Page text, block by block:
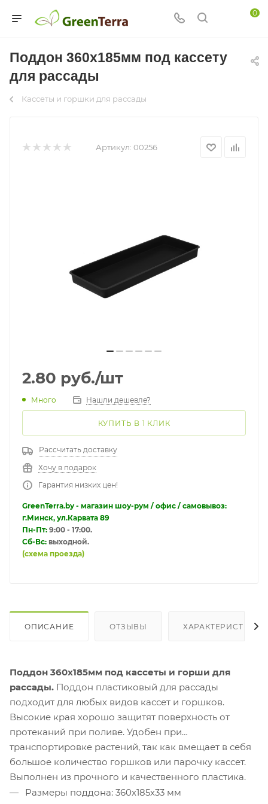
0
Поддон 360х185мм под кассету
для рассады
Кассеты и горшки для рассады
Артикул: 00256
2.80 руб./шт
Много Нашли дешевле?
КУПИТЬ В 1 КЛИК
Рассчитать доставку
Хочу в подарок
Гарантия низких цен!
GreenTerra.by - магазин шоу-рум / офис / самовывоз:
г.Минск, ул.Карвата 89
Пн-Пт: 9:00 - 17:00.
Сб-Вс: выходной.
(схема проезда)
ОПИСАНИЕ ОТЗЫВЫ ХАРАКТЕРИСТИКИ
Поддон 360х185мм под кассеты и горши для
рассады. Поддон пластиковый для рассады
подходит для любых видов кассет и горшков.
Высокие края хорошо защитят поверхность от
протеканий при поливе. Удобен при
транспортировке растений, так как вмещает в себя
большое количество горшков или парочку кассет.
Выполнен из прочного и качественного пластика.
Размеры поддона: 360x185х33 мм